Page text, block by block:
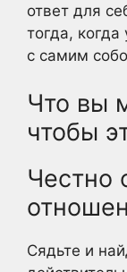
ответ для
тогда,
с самим
Что вы
чтобы
Честно
Сядьте и